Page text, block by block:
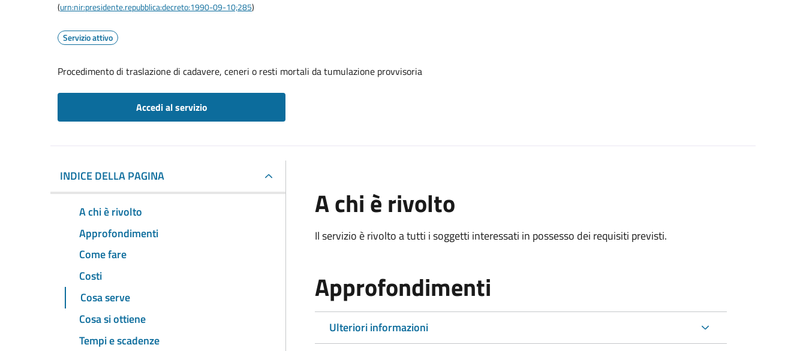
(urn:nir:presidente.repubblica:decreto:1990-09-10;285)
Servizio attivo
Procedimento di traslazione di cadavere, ceneri o resti mortali da tumulazione provvisoria
Accedi al servizio
INDICE DELLA PAGINA
A chi è rivolto
Approfondimenti
Come fare
Costi
Cosa serve
Cosa si ottiene
Tempi e scadenze
A chi è rivolto
Il servizio è rivolto a tutti i soggetti interessati in possesso dei requisiti previsti.
Approfondimenti
Ulteriori informazioni